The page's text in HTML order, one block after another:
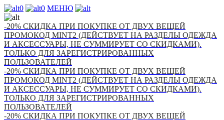
0 0 МЕНЮ
-20% СКИДКА ПРИ ПОКУПКЕ ОТ ДВУХ ВЕЩЕЙ
ПРОМОКОД MINT2 (ДЕЙСТВУЕТ НА РАЗДЕЛЫ ОДЕЖДА
И АКСЕССУАРЫ, НЕ СУММИРУЕТ СО СКИДКАМИ).
ТОЛЬКО ДЛЯ ЗАРЕГИСТРИРОВАННЫХ
ПОЛЬЗОВАТЕЛЕЙ
-20% СКИДКА ПРИ ПОКУПКЕ ОТ ДВУХ ВЕЩЕЙ
ПРОМОКОД MINT2 (ДЕЙСТВУЕТ НА РАЗДЕЛЫ ОДЕЖДА
И АКСЕССУАРЫ, НЕ СУММИРУЕТ СО СКИДКАМИ).
ТОЛЬКО ДЛЯ ЗАРЕГИСТРИРОВАННЫХ
ПОЛЬЗОВАТЕЛЕЙ
-20% СКИДКА ПРИ ПОКУПКЕ ОТ ДВУХ ВЕЩЕЙ